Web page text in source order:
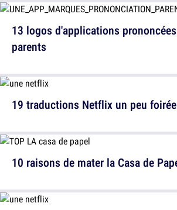
13 logos d'applications
parents
10 raisons de mater la Casa de
19 traductions Netflix un peu